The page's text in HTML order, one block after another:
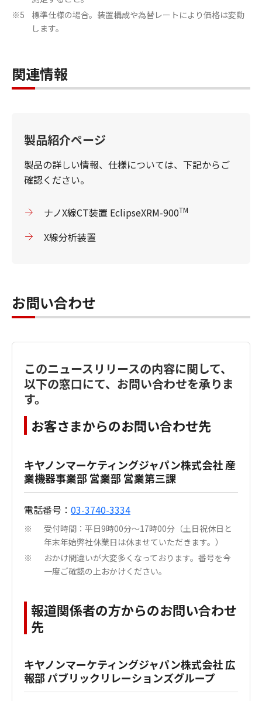
※5
標準仕様の場合。装置構成や為替レートにより価格は変動
します。
関連情報
製品紹介ページ
製品の詳しい情報、仕様については、下記からご
確認ください。
ナノX線CT装置 EclipseXRM-900TM
X線分析装置
お問い合わせ
このニュースリリースの内容に関して、
以下の窓口にて、お問い合わせを承りま
す。
お客さまからのお問い合わせ先
キヤノンマーケティングジャパン株式会社 産
業機器事業部 営業部 営業第三課
電話番号： 03-3740-3334
※
受付時間：平日9時00分～17時00分（土日祝休日と
年末年始弊社休業日は休ませていただきます。）
※
おかけ間違いが大変多くなっております。番号を今
一度ご確認の上おかけください。
報道関係者の方からのお問い合わせ
先
キヤノンマーケティングジャパン株式会社 広
報部 パブリックリレーションズグループ